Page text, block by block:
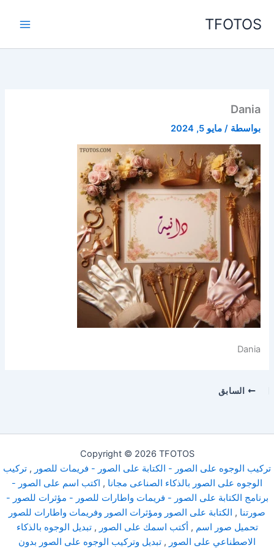
TFOTOS
Dania
بواسطة /مايو 5, 2024
Dania
السابق
Copyright © 2026 TFOTOS
تركيب الوجوه على الصور - الكتابة على الصور - فريمات للصور , تركيب
الوجوه على الصور بالذكاء الصناعى مجانا , اكتب اسم على الصور -
برنامج الكتابة على الصور - فريمات واطارات للصور - مؤثرات للصور -
صورتنا , الكتابة على الصور ومؤثرات الصور وفريمات واطارات للصور
تحميل صور اسم , أكتب اسمك على الصور ,تبديل الوجوه بالذكاء
الاصطناعي على الصور , تبديل وتركيب الوجوه على الصور بدون